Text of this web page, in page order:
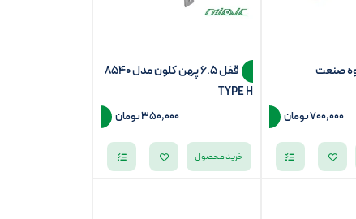
700,000 تومان
قفل 6.5 پهن کلون مدل 8540
TYPE H
350,000 تومان
خرید محصول